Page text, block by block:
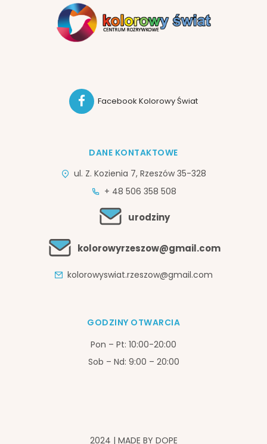
Facebook Kolorowy Świat
DANE KONTAKTOWE
ul. Z. Kozienia 7, Rzeszów 35-328
+ 48 506 358 508
urodziny
kolorowyrzeszow@gmail.com
kolorowyswiat.rzeszow@gmail.com
GODZINY OTWARCIA
Pon – Pt: 10:00-20:00
Sob – Nd: 9:00 – 20:00
2024 | MADE BY DOPE